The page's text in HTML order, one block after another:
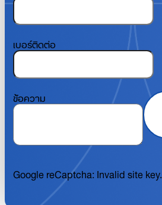
เบอร์ติดต่อ
ข้อความ
Google reCaptcha: Invalid site key.